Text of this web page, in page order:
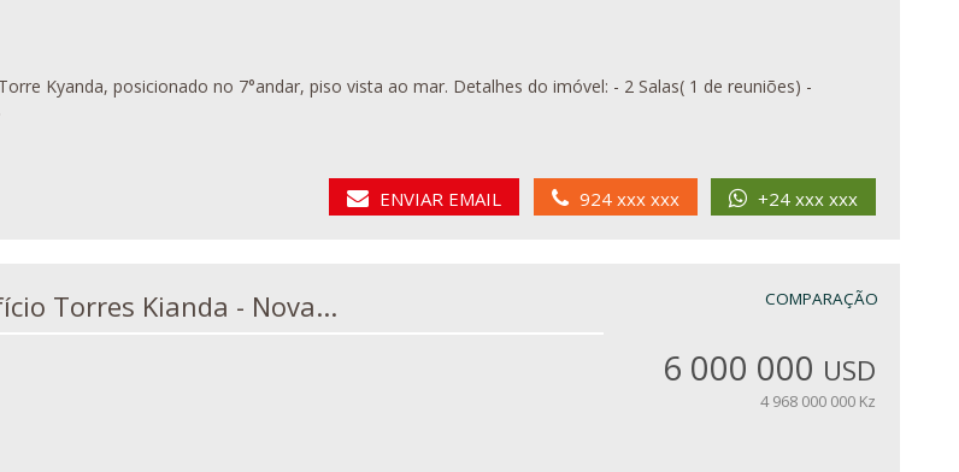
no 7°andar, piso vista ao mar. Detalhes do imóvel: - 2 Salas( 1 de reuniões) -
ENVIAR EMAIL 924 xxx xxx +24 xxx xxx
Edifício Torres Kianda - Nova...
6 000 000 USD
4 968 000 000 Kz
COMPARAÇÃO